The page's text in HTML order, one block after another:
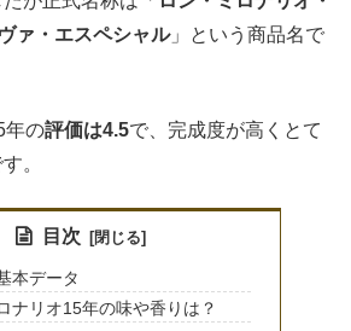
ァ・エスペシャル」という商品名で
年の評価は4.5で、完成度が高くとて
。
目次
本データ
ナリオ15年の味や香りは？